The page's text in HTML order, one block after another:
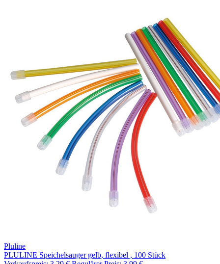
Pluline
PLULINE Speichelsauger gelb, flexibel , 100 Stück